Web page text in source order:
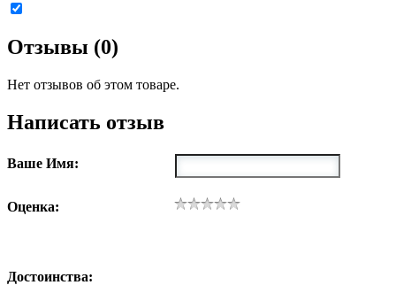
Отзывы (0)
Нет отзывов об этом товаре.
Написать отзыв
Ваше Имя:
Оценка:
Достоинства: